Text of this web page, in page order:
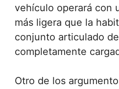
vehículo operará con
más ligera que la
conjunto articulado
completamente
Otro de los